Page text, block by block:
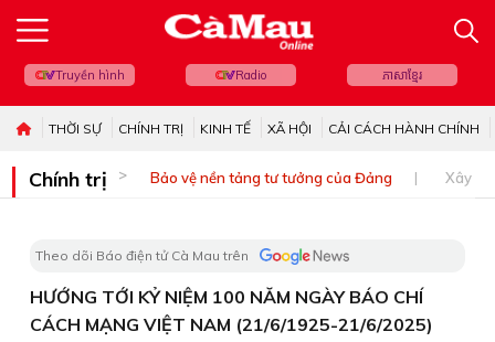
Truyền hình Radio ភាសាខ្មែរ
THỜI SỰ CHÍNH TRỊ KINH TẾ XÃ HỘI CẢI CÁCH HÀNH CHÍNH
Chính trị Bảo vệ nền tảng tư tưởng của Đảng Xây
Theo dõi Báo điện tử Cà Mau trên
HƯỚNG TỚI KỶ NIỆM 100 NĂM NGÀY BÁO CHÍ
CÁCH MẠNG VIỆT NAM (21/6/1925-21/6/2025)